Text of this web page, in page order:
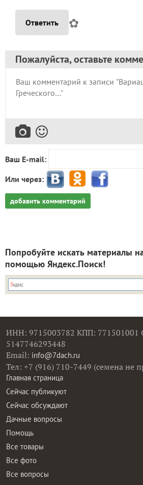
Ответить ✿
Пожалуйста, оставьте
Ваш E-mail:
Или через:
добавить комментарий
Попробуйте искать материалы
помощью Яндекс.Поиск!
ИНН: 9715003782 КПП: 771501001
5147746293448
Email: info@7dach.ru
Тел: +7 (916) 710-7449 (семена не
Главная страница
Сейчас публикуют
Сейчас обсуждают
Дачные вопросы
Помощь
Все товары
Все фото
Все вопросы